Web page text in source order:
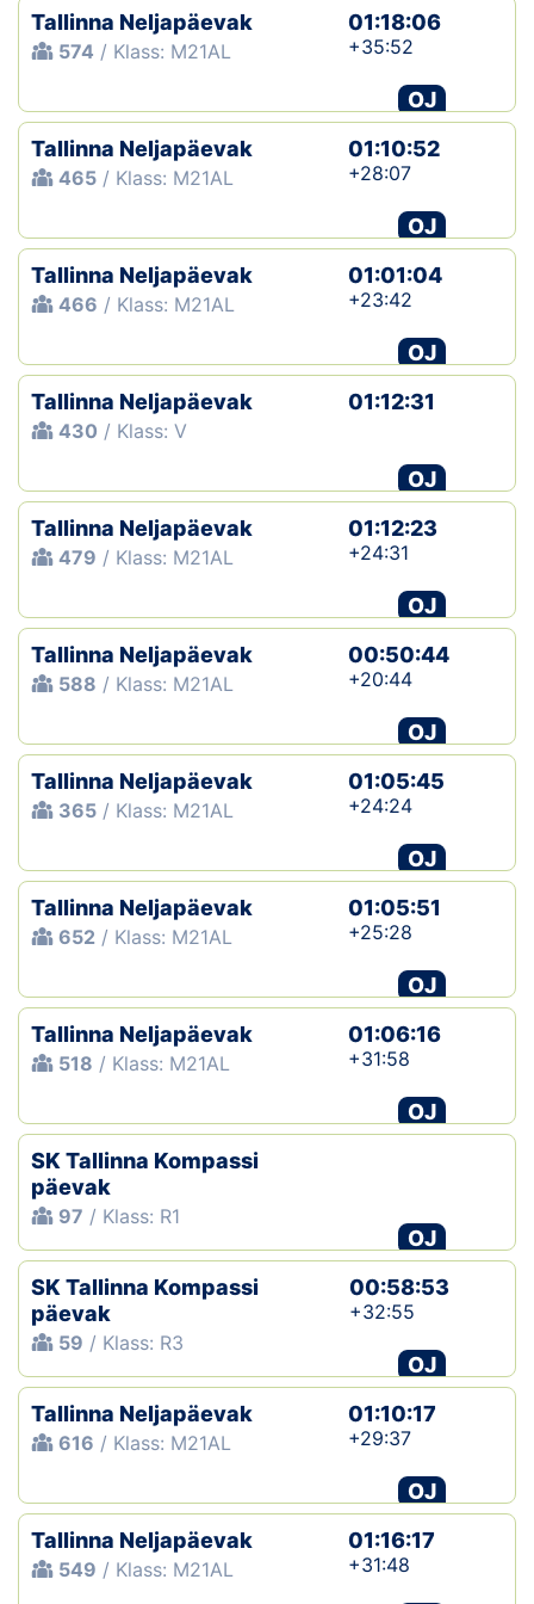
Tallinna Neljapäevak
574 / Klass: M21AL
01:18:06
+35:52
OJ
Tallinna Neljapäevak
465 / Klass: M21AL
01:10:52
+28:07
OJ
Tallinna Neljapäevak
466 / Klass: M21AL
01:01:04
+23:42
OJ
Tallinna Neljapäevak
430 / Klass: V
01:12:31
OJ
Tallinna Neljapäevak
479 / Klass: M21AL
01:12:23
+24:31
OJ
Tallinna Neljapäevak
588 / Klass: M21AL
00:50:44
+20:44
OJ
Tallinna Neljapäevak
365 / Klass: M21AL
01:05:45
+24:24
OJ
Tallinna Neljapäevak
652 / Klass: M21AL
01:05:51
+25:28
OJ
Tallinna Neljapäevak
518 / Klass: M21AL
01:06:16
+31:58
OJ
SK Tallinna Kompassi
päevak
97 / Klass: R1
OJ
SK Tallinna Kompassi
päevak
59 / Klass: R3
00:58:53
+32:55
OJ
Tallinna Neljapäevak
616 / Klass: M21AL
01:10:17
+29:37
OJ
Tallinna Neljapäevak
549 / Klass: M21AL
01:16:17
+31:48